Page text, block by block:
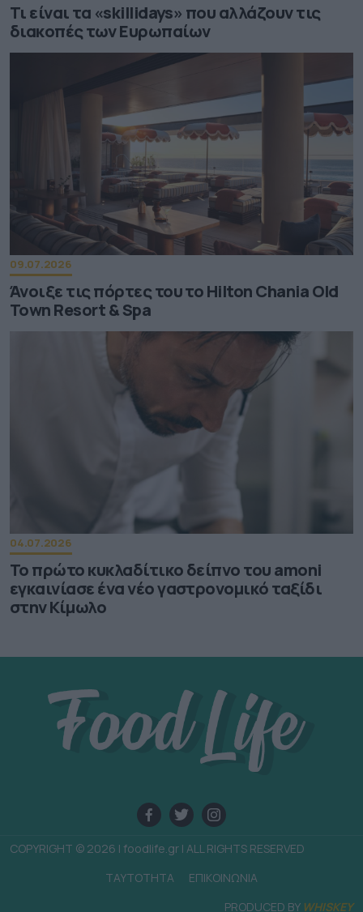
Τι είναι τα «skillidays» που αλλάζουν τις
διακοπές των Ευρωπαίων
09.07.2026
Άνοιξε τις πόρτες του το Hilton Chania Old
Town Resort & Spa
04.07.2026
Το πρώτο κυκλαδίτικο δείπνο του amoni
εγκαινίασε ένα νέο γαστρονομικό ταξίδι
στην Κίμωλο
COPYRIGHT © 2026 | foodlife.gr | ALL RIGHTS RESERVED
TAYTOTHTA
ΕΠΙΚΟΙΝΩΝΙΑ
PRODUCED BY WHISKEY